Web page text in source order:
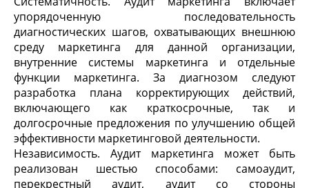
упорядоченную последовательность
диагностических шагов, охватывающих внешнюю
среду маркетинга для данной организации,
внутренние системы маркетинга и отдельные
функции маркетинга. За диагнозом следуют
разработка плана корректирующих действий,
включающего как краткосрочные, так и
долгосрочные предложения по улучшению общей
эффективности маркетинговой деятельности.
Независимость. Аудит маркетинга может быть
реализован шестью способами: самоаудит,
перекрестный аудит, аудит со стороны